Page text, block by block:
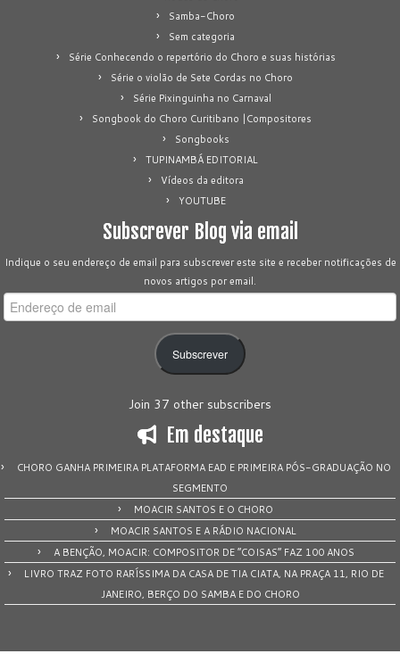
Samba-Choro
Sem categoria
Série Conhecendo o repertório do Choro e suas histórias
Série o violão de Sete Cordas no Choro
Série Pixinguinha no Carnaval
Songbook do Choro Curitibano |Compositores
Songbooks
TUPINAMBÁ EDITORIAL
Vídeos da editora
YOUTUBE
Subscrever Blog via email
Indique o seu endereço de email para subscrever este site e receber notificações de
novos artigos por email.
Endereço
de
Subscrever
Join 37 other subscribers
Em destaque
CHORO GANHA PRIMEIRA PLATAFORMA EAD E PRIMEIRA PÓS-GRADUAÇÃO NO
SEGMENTO
MOACIR SANTOS E O CHORO
MOACIR SANTOS E A RÁDIO NACIONAL
A BENÇÃO, MOACIR: COMPOSITOR DE “COISAS” FAZ 100 ANOS
LIVRO TRAZ FOTO RARÍSSIMA DA CASA DE TIA CIATA, NA PRAÇA 11, RIO DE
JANEIRO, BERÇO DO SAMBA E DO CHORO